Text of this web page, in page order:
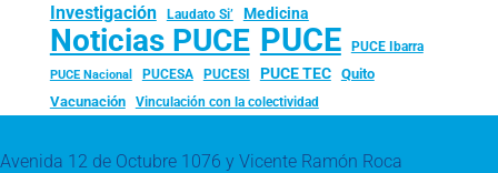
Investigación Laudato Si’ Medicina
Noticias PUCE PUCE PUCE Ibarra
PUCE Nacional PUCESA PUCESI PUCE TEC
Quito
Vacunación
Vinculación con la colectividad
Avenida 12 de Octubre 1076 y Vicente Ramón Roca